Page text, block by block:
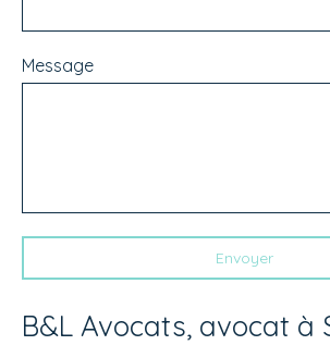
Message
Envoyer
B&L Avocats, avocat à